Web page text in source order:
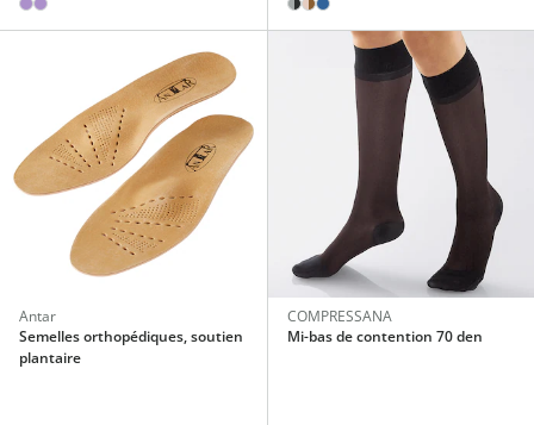
Antar
Semelles orthopédiques, soutien
plantaire
COMPRESSANA
Mi-bas de contention 70 den